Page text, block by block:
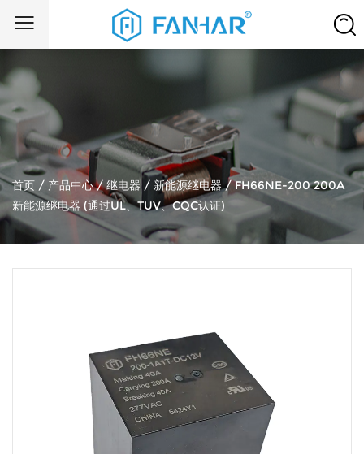
首页 / 产品中心/继电器/ 新能源继电器/FH66NE-200 200A
新能源继电器 (通过UL、TUV、CQC认证)